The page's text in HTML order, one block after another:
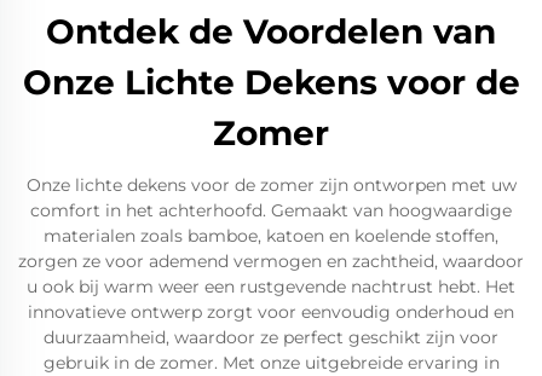
Ontdek de Voordelen van
Onze Lichte Dekens voor de
Zomer
Onze lichte dekens voor de zomer zijn ontworpen met uw
comfort in het achterhoofd. Gemaakt van hoogwaardige
materialen zoals bamboe, katoen en koelende stoffen,
zorgen ze voor ademend vermogen en zachtheid, waardoor
u ook bij warm weer een rustgevende nachtrust hebt. Het
innovatieve ontwerp zorgt voor eenvoudig onderhoud en
duurzaamheid, waardoor ze perfect geschikt zijn voor
gebruik in de zomer. Met onze uitgebreide ervaring in